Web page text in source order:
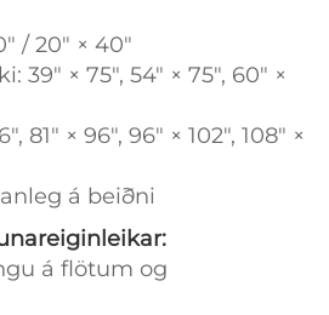
/ 20" × 40"
39" × 75", 54" × 75", 60" ×
81" × 96", 96" × 102", 108" ×
á beiðni
á flötum og